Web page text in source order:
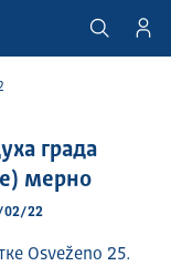
града
мерно
02/22
Osveženo 25.